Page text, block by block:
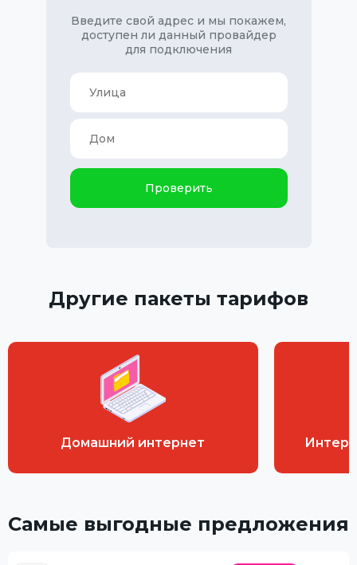
Введите свой адрес и мы покажем,
доступен ли данный провайдер
для подключения
Проверить
Другие пакеты тарифов
Домашний интернет
Самые выгодные предложения